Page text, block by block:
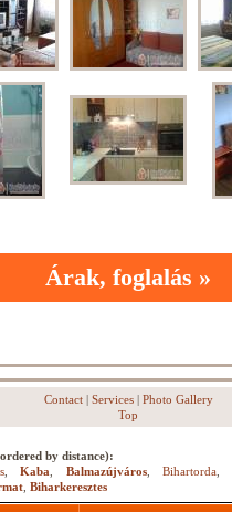
Árak, foglalás »
Contact| Services| Photo Gallery
Top
by distance):
, Kaba Balmazújváros, Bihartorda
Biharkeresztes